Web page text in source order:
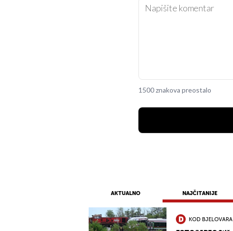
1500 znakova preostalo
AKTUALNO NAJČITANIJE
KOD BJELOVARA